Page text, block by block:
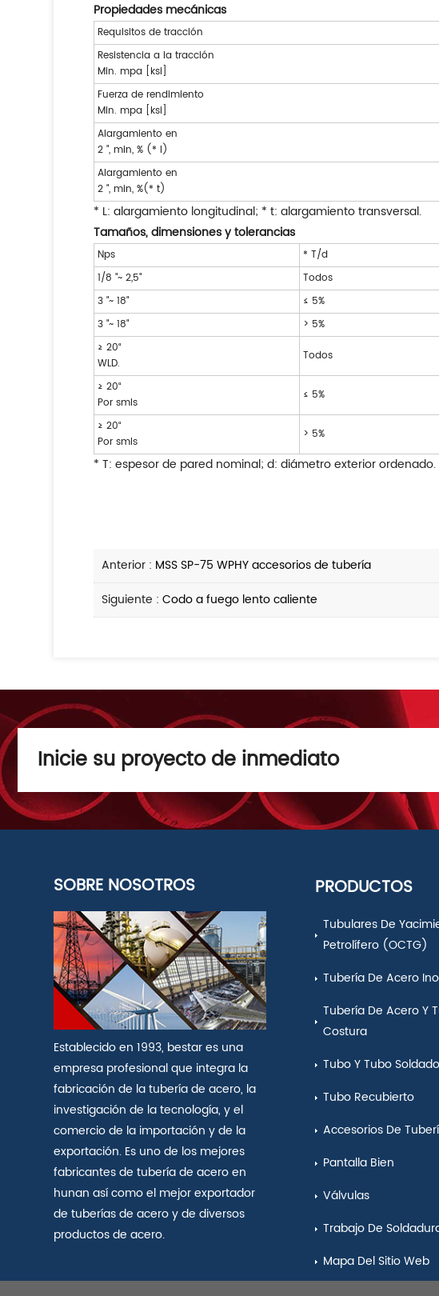
Propiedades mecánicas
Requisitos de tracción
Resistencia a la tracción
Min. mpa [ksi]
Fuerza de rendimiento
Min. mpa [ksi]
Alargamiento en
2 ", min, % (* l)
Alargamiento en
2 ", min, %(* t)
* L: alargamiento longitudinal; * t: alargamiento transversal.
Tamaños, dimensiones y tolerancias
Nps * T/d
1/8 "~ 2,5"
Todos
3 "~ 18"
≤ 5%
3 "~ 18"
> 5%
≥ 20“
WLD.
Todos
≥ 20“
Por smls
≤ 5%
≥ 20“
Por smls
> 5%
* T: espesor de pared nominal; d: diámetro exterior ordenado.
Anterior : MSS SP-75 WPHY accesorios de tubería
Siguiente :Codo a fuego lento caliente
Inicie su proyecto de inmediato
SOBRE NOSOTROS
Establecido en 1993, bestar es una
empresa profesional que integra la
fabricación de la tubería de acero, la
investigación de la tecnología, y el
comercio de la importación y de la
exportación. Es uno de los mejores
fabricantes de tubería de acero en
hunan así como el mejor exportador
de tuberías de acero y de diversos
productos de acero.
PRODUCTOS
Tubulares De
Petrolífero (OCTG)
Tubería De Acero
Tubería De Acero Y
Costura
Tubo Y Tubo Soldado
Tubo Recubierto
Accesorios De
Pantalla Bien
Válvulas
Trabajo De
Mapa Del Sitio Web